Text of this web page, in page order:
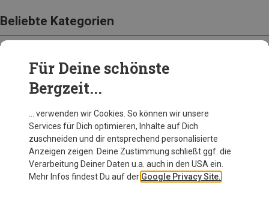
Beliebte Kategorien
BEKLEIDUNG
Für Deine schönste
Bergzeit...
… verwenden wir Cookies. So können wir unsere
Services für Dich optimieren, Inhalte auf Dich
zuschneiden und dir entsprechend personalisierte
Anzeigen zeigen. Deine Zustimmung schließt ggf. die
Verarbeitung Deiner Daten u.a. auch in den USA ein.
Mehr Infos findest Du auf der Google Privacy Site.